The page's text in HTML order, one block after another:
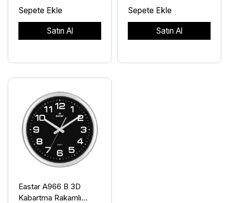
Sepete Ekle
Satın Al
Sepete Ekle
Satın Al
Eastar A966 B 3D
Kabartma Rakamlı